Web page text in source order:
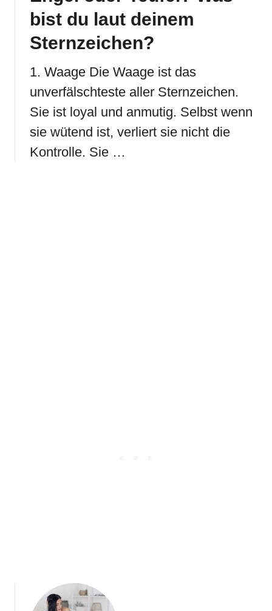
bist du laut deinem
Sternzeichen?
1. Waage Die Waage ist das
unverfälschteste aller Sternzeichen.
Sie ist loyal und anmutig. Selbst wenn
sie wütend ist, verliert sie nicht die
Kontrolle. Sie …